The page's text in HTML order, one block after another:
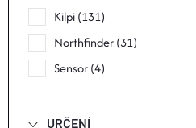
L
Kilpi 131
Northfinder 31
Sensor 4
URČENÍ